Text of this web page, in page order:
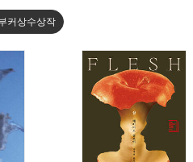
커상수상작